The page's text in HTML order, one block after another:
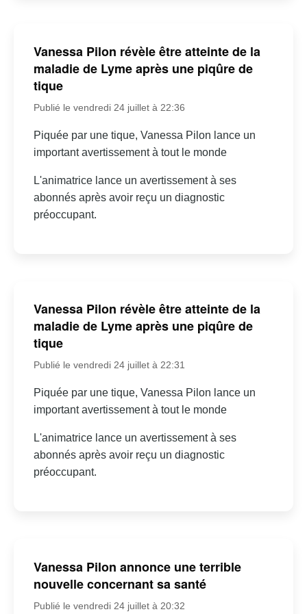
Vanessa Pilon révèle être atteinte de la
maladie de Lyme après une piqûre de
tique
Publié le vendredi 24 juillet à 22:36
Piquée par une tique, Vanessa Pilon lance un
important avertissement à tout le monde
L'animatrice lance un avertissement à ses
abonnés après avoir reçu un diagnostic
préoccupant.
Vanessa Pilon révèle être atteinte de la
maladie de Lyme après une piqûre de
tique
Publié le vendredi 24 juillet à 22:31
Piquée par une tique, Vanessa Pilon lance un
important avertissement à tout le monde
L'animatrice lance un avertissement à ses
abonnés après avoir reçu un diagnostic
préoccupant.
Vanessa Pilon annonce une terrible
nouvelle concernant sa santé
Publié le vendredi 24 juillet à 20:32